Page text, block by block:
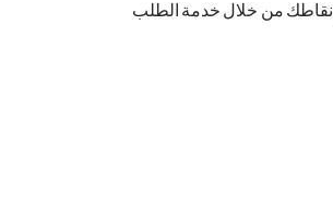
نقاطك من خلال خدمة الطلب